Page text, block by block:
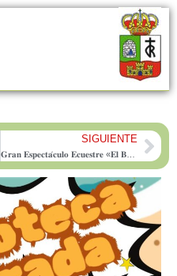
SIGUIENTE
𝐆𝐫𝐚𝐧 𝐄𝐬𝐩𝐞𝐜𝐭𝐚́𝐜𝐮𝐥𝐨 𝐄𝐜𝐮𝐞𝐬𝐭𝐫𝐞 «𝐄𝐥 𝐁𝐚𝐢𝐥𝐞 𝐝𝐞𝐥 𝐂𝐚𝐛𝐚𝐥𝐥𝐨» 𝐞𝐧 𝐅𝐨𝐧𝐭𝐚𝐧𝐚𝐫